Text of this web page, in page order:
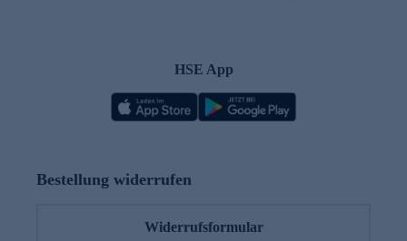
HSE App
Bestellung widerrufen
Widerrufsformular